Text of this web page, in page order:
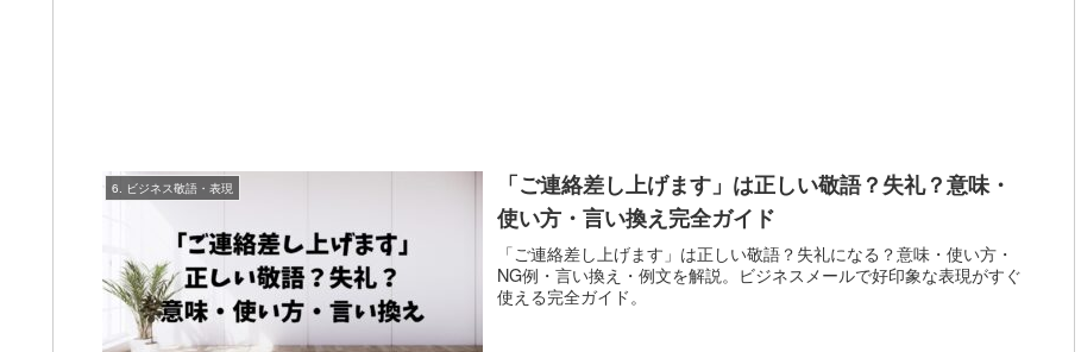
6. ビジネス敬語・表現
「ご連絡差し上げます」は正しい敬語？失礼？意味・
使い方・言い換え完全ガイド
「ご連絡差し上げます」は正しい敬語？失礼になる？意味・使い方・
NG例・言い換え・例文を解説。ビジネスメールで好印象な表現がすぐ
使える完全ガイド。